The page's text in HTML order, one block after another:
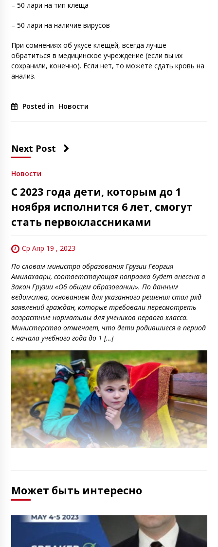
– 50 лари на тип клеща
– 50 лари на наличие вирусов
При сомнениях об укусе клещей, всегда лучше
обратиться в медицинское учреждение (если вы их
сохранили, конечно). Если нет, то можете сдать кровь на
анализ.
Posted in Новости
Next Post
Новости
С 2023 года дети, которым до 1
ноября исполнится 6 лет, смогут
стать первоклассниками
Ср Апр 19 , 2023
По словам министра образования Грузии Георгия
Амилахвари, соответствующая поправка будет внесена в
Закон Грузии «Об общем образовании». По данным
ведомства, основанием для указанного решения стал ряд
заявлений граждан, которые требовали пересмотреть
возрастные нормативы для учеников первого класса.
Министерство отмечает, что дети родившиеся в период
с начала учебного года до 1 […]
Может быть интересно